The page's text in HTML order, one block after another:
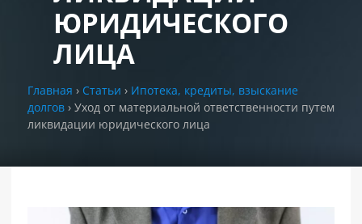
Задать вопрос
Позвонить нам
▾
ЮРИДИЧЕСКОГО
ЛИЦА
Главная › Статьи › Ипотека, кредиты, взыскание
долгов › Уход от материальной ответственности путем
ликвидации юридического лица